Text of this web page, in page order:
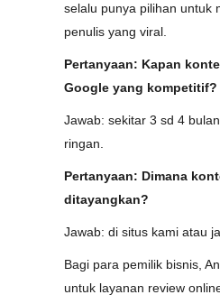
selalu punya pilihan untuk
penulis yang viral.
Pertanyaan: Kapan
Google yang kompetitif?
Jawab: sekitar 3 sd 4
ringan.
Pertanyaan: Dimana
ditayangkan?
Jawab: di situs kami atau
Bagi para pemilik bisnis,
untuk layanan review